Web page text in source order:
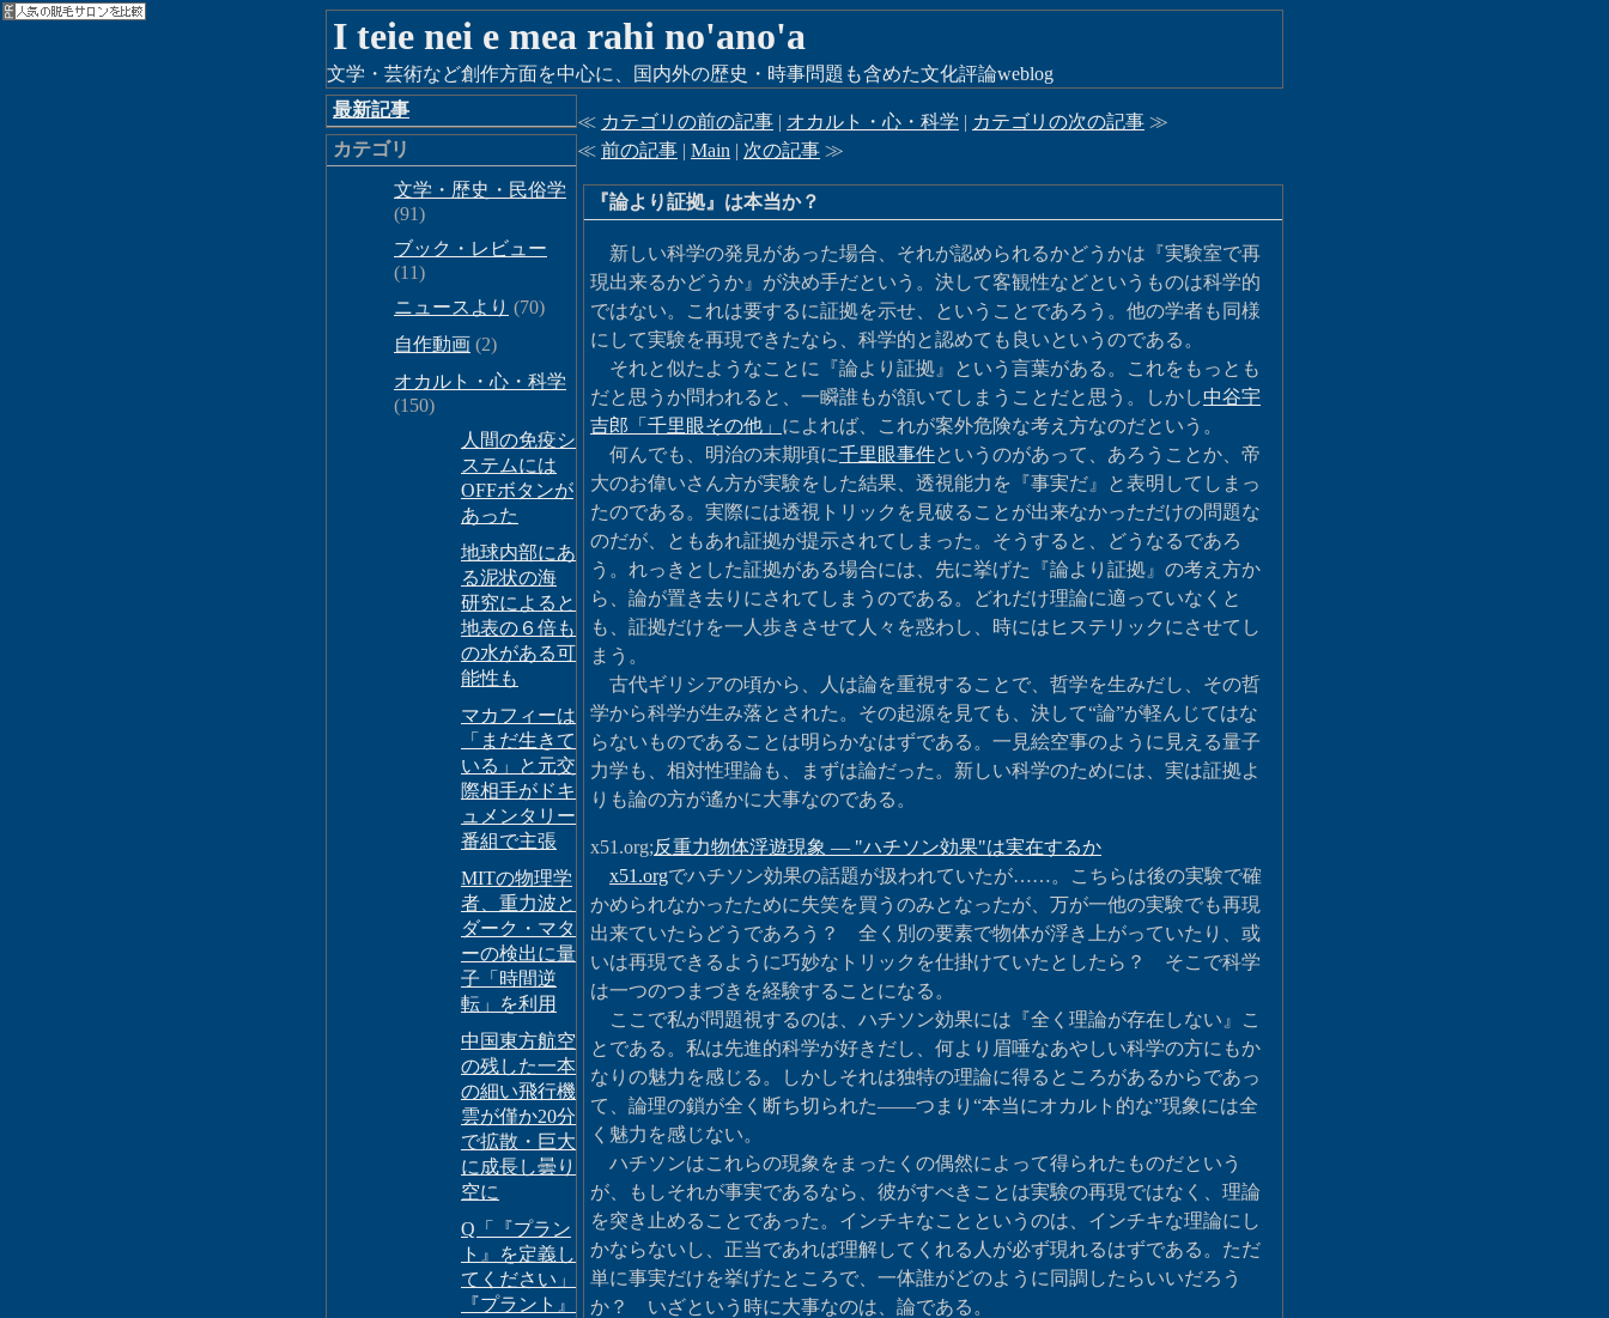
I teie nei e mea rahi no'ano'a
文学・芸術など創作方面を中心に、国内外の歴史・時事問題も含めた文化評論weblog
最新記事
カテゴリ
文学・歴史・民俗学
(91)
ブック・レビュー
(11)
ニュースより (70)
自作動画 (2)
オカルト・心・科学
(150)
人間の免疫シ
ステムには
OFFボタンが
あった
地球内部にあ
る泥状の海
研究によると
地表の６倍も
の水がある可
能性も
マカフィーは
「まだ生きて
いる」と元交
際相手がドキ
ュメンタリー
番組で主張
MITの物理学
者、重力波と
ダーク・マタ
ーの検出に量
子「時間逆
転」を利用
中国東方航空
の残した一本
の細い飛行機
雲が僅か20分
で拡散・巨大
に成長し曇り
空に
Q「『プラン
ト』を定義し
てください」
『プラント』
≪ カテゴリの前の記事 | オカルト・心・科学 | カテゴリの次の記事 ≫
≪ 前の記事 | Main | 次の記事 ≫
『論より証拠』は本当か？
新しい科学の発見があった場合、それが認められるかどうかは『実験室で再
現出来るかどうか』が決め手だという。決して客観性などというものは科学的
ではない。これは要するに証拠を示せ、ということであろう。他の学者も同様
にして実験を再現できたなら、科学的と認めても良いというのである。
それと似たようなことに『論より証拠』という言葉がある。これをもっとも
だと思うか問われると、一瞬誰もが頷いてしまうことだと思う。しかし中谷宇
吉郎「千里眼その他」 によれば、これが案外危険な考え方なのだという。
何んでも、明治の末期頃に千里眼事件というのがあって、あろうことか、帝
大のお偉いさん方が実験をした結果、透視能力を『事実だ』と表明してしまっ
たのである。実際には透視トリックを見破ることが出来なかっただけの問題な
のだが、ともあれ証拠が提示されてしまった。そうすると、どうなるであろ
う。れっきとした証拠がある場合には、先に挙げた『論より証拠』の考え方か
ら、論が置き去りにされてしまうのである。どれだけ理論に適っていなくと
も、証拠だけを一人歩きさせて人々を惑わし、時にはヒステリックにさせてし
まう。
古代ギリシアの頃から、人は論を重視することで、哲学を生みだし、その哲
学から科学が生み落とされた。その起源を見ても、決して“論”が軽んじてはな
らないものであることは明らかなはずである。一見絵空事のように見える量子
力学も、相対性理論も、まずは論だった。新しい科学のためには、実は証拠よ
りも論の方が遙かに大事なのである。
x51.org;反重力物体浮遊現象 ― "ハチソン効果"は実在するか
x51.orgでハチソン効果の話題が扱われていたが……。こちらは後の実験で確
かめられなかったために失笑を買うのみとなったが、万が一他の実験でも再現
出来ていたらどうであろう？ 全く別の要素で物体が浮き上がっていたり、或
いは再現できるように巧妙なトリックを仕掛けていたとしたら？ そこで科学
は一つのつまづきを経験することになる。
ここで私が問題視するのは、ハチソン効果には『全く理論が存在しない』こ
とである。私は先進的科学が好きだし、何より眉唾なあやしい科学の方にもか
なりの魅力を感じる。しかしそれは独特の理論に得るところがあるからであっ
て、論理の鎖が全く断ち切られた――つまり“本当にオカルト的な”現象には全
く魅力を感じない。
ハチソンはこれらの現象をまったくの偶然によって得られたものだという
が、もしそれが事実であるなら、彼がすべきことは実験の再現ではなく、理論
を突き止めることであった。インチキなことというのは、インチキな理論にし
かならないし、正当であれば理解してくれる人が必ず現れるはずである。ただ
単に事実だけを挙げたところで、一体誰がどのように同調したらいいだろう
か？ いざという時に大事なのは、論である。